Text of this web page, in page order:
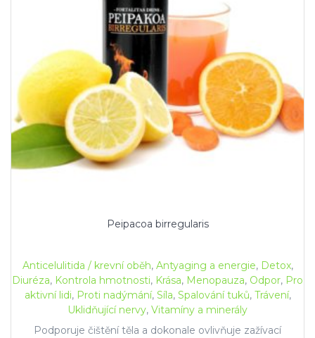
Peipacoa birregularis
Anticelulitida / krevní oběh, Antyaging a energie, Detox,
Diuréza, Kontrola hmotnosti, Krása, Menopauza, Odpor, Pro
aktivní lidi, Proti nadýmání, Síla, Spalování tuků, Trávení,
Uklidňující nervy, Vitamíny a minerály
Podporuje čištění těla a dokonale ovlivňuje zažívací